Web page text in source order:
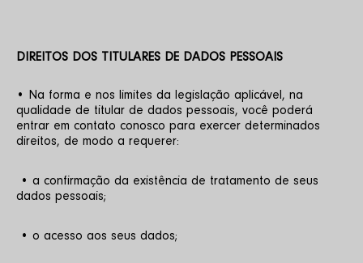
DIREITOS DOS TITULARES DE DADOS PESSOAIS
• Na forma e nos limites da legislação aplicável, na
qualidade de titular de dados pessoais, você poderá
entrar em contato conosco para exercer determinados
direitos, de modo a requerer:
• a confirmação da existência de tratamento de seus
dados pessoais;
• o acesso aos seus dados;